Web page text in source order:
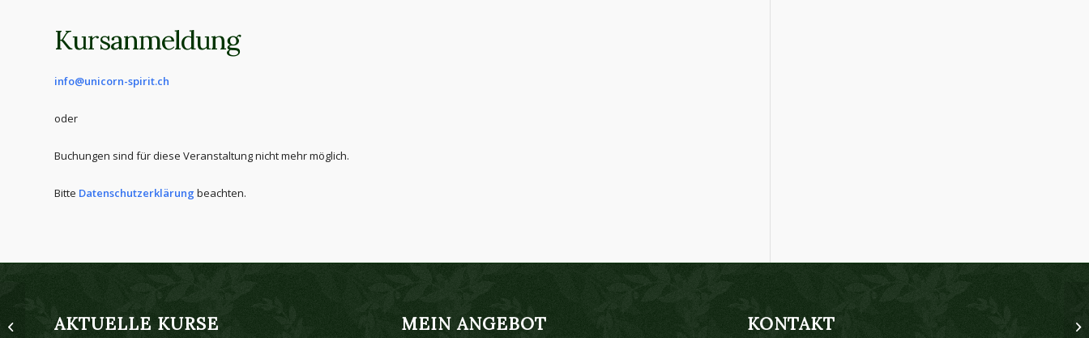
Kursanmeldung
info@unicorn-spirit.ch
oder
Buchungen sind für diese Veranstaltung nicht mehr möglich.
Bitte Datenschutzerklärung beachten.
AKTUELLE KURSE MEIN ANGEBOT KONTAKT
Einhorn-Tagesseminar